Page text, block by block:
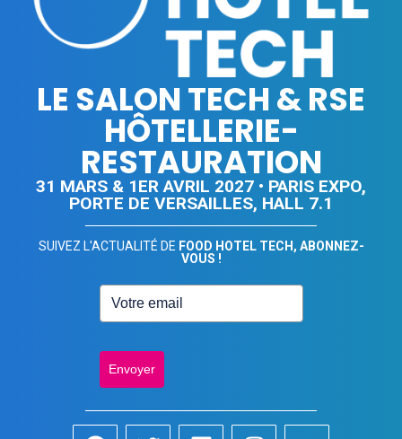
LE SALON TECH & RSE
HÔTELLERIE-
RESTAURATION
31 MARS & 1ER AVRIL 2027 • PARIS EXPO,
PORTE DE VERSAILLES, HALL 7.1
SUIVEZ L'ACTUALITÉ DE FOOD HOTEL TECH, ABONNEZ-
VOUS !
Envoyer